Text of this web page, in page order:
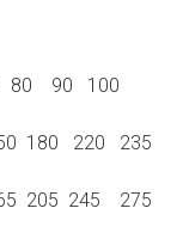
90 100
235
275